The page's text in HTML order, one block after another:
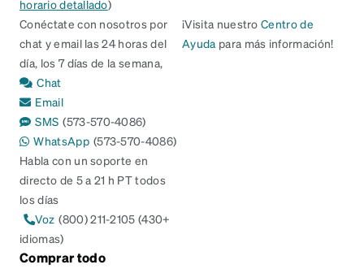
horario detallado)
Conéctate con nosotros por
chat y email las 24 horas del
día, los 7 días de la semana,
Chat
Email
SMS (573-570-4086)
WhatsApp (573-570-4086)
Habla con un soporte en
directo de 5 a 21 h PT todos
los días
Voz (800) 211-2105 (430+
idiomas)
¡Visita nuestroCentro de
Ayuda para más información!
Comprar todo